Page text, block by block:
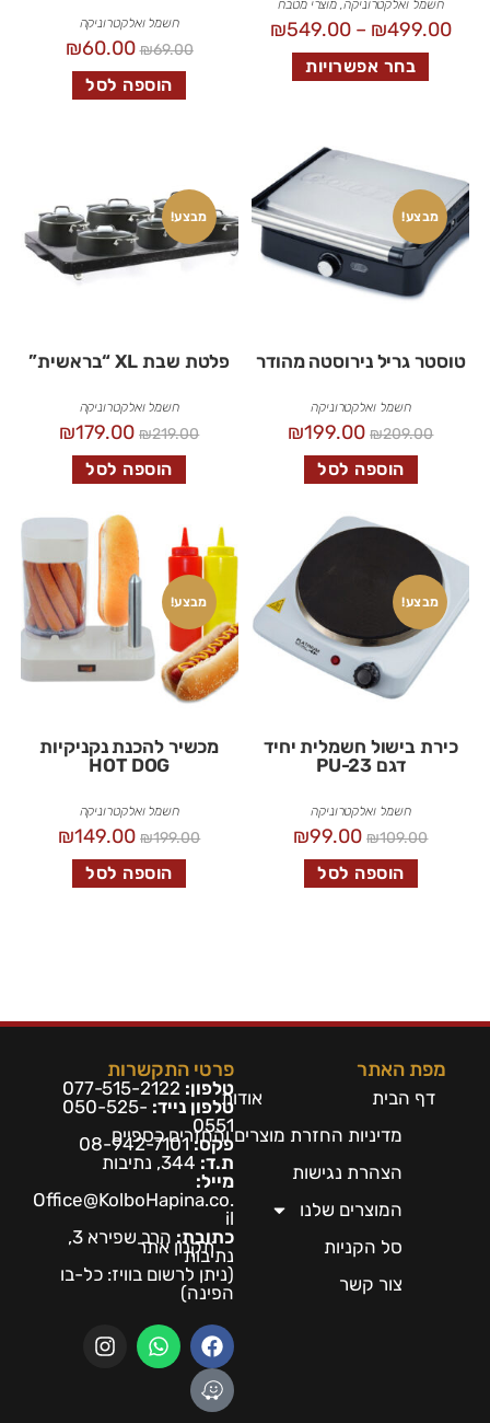
חשמל ואלקטרוניקה מוצרי מטבח
₪499.00
–
₪549.00
בחר אפשרויות
חשמל ואלקטרוניקה
₪69.00
₪60.00
הוספה לסל
מבצע!
טוסטר גריל נירוסטה מהודר
חשמל ואלקטרוניקה
₪209.00
₪199.00
הוספה לסל
מבצע!
פלטת שבת XL “בראשית”
חשמל ואלקטרוניקה
₪219.00
₪179.00
הוספה לסל
מבצע!
כירת בישול חשמלית יחיד
דגם PU-23
חשמל ואלקטרוניקה
₪109.00
₪99.00
הוספה לסל
מבצע!
מכשיר להכנת נקניקיות
HOT DOG
חשמל ואלקטרוניקה
₪199.00
₪149.00
הוספה לסל
מפת האתר
דף הבית
אודות
מדיניות החזרת מוצרים והחזרים כספיים
הצהרת נגישות
המוצרים שלנו
סל הקניות
תקנון אתר
צור קשר
פרטי התקשרות
טלפון: 077-515-2122
טלפון נייד: 050-525-
0551
פקס:08-942-7101
ת.ד:
מייל:
Office@KolboHapina.co.
il
כתובת:
הרב שפירא 3,
נתיבות
(ניתן לרשום בוויז: כל-בו
הפינה)